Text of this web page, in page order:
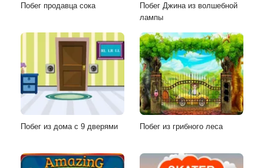
Побег продавца сока
Побег Джина из волшебной
лампы
Побег из дома с 9 дверями Побег из грибного леса